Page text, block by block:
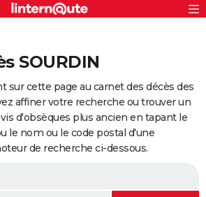
SOURDIN
sur cette page au carnet des décès des
affiner votre recherche ou trouver un
d'obsèques plus ancien en tapant le
le nom ou le code postal d'une
de recherche ci-dessous.